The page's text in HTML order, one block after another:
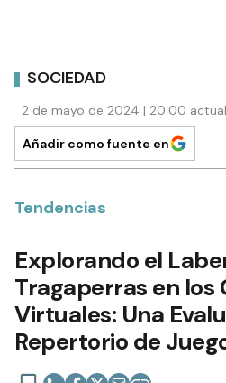
SOCIEDAD
2 de mayo de 2024 | 20:00
Añadir como fuente en
Tendencias
Explorando el
Tragaperras en los
Virtuales: Una
Repertorio de